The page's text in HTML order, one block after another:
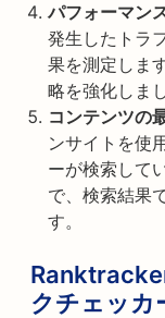
パフォーマン
発生したトラ
果を測定しま
略を強化しま
コンテンツの
ンサイトを使
ーが検索して
で、検索結果
す。
クチェッカ